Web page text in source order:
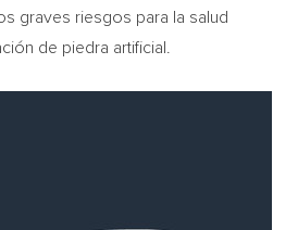
graves riesgos para la salud
de piedra artificial.